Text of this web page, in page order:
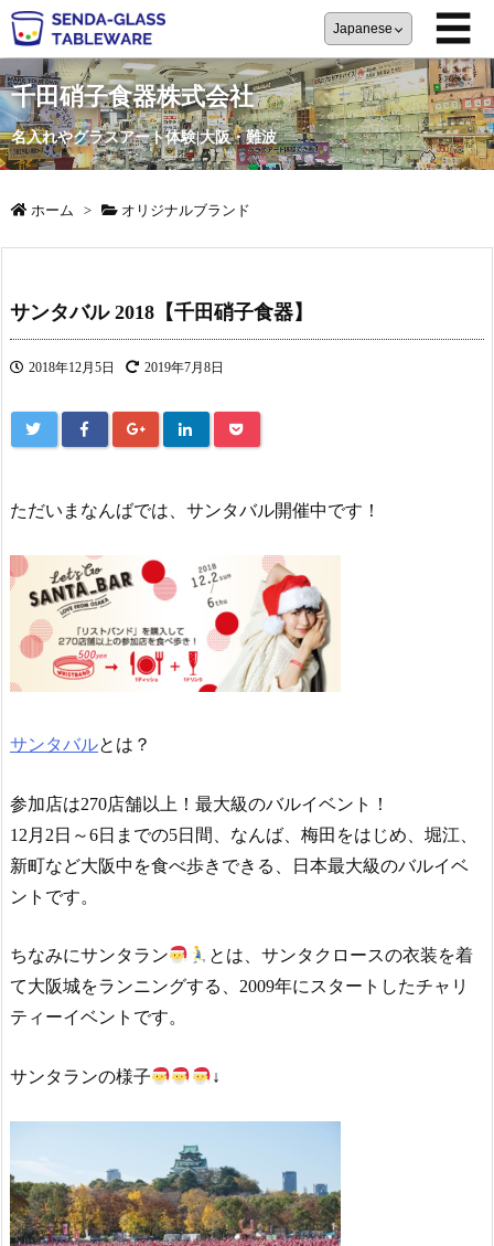
☰
千田硝子食器株式会社
名入れやグラスアート体験|大阪・難波
ホーム > オリジナルブランド
サンタバル 2018【千田硝子食器】
2018年12月5日 2019年7月8日
ただいまなんばでは、サンタバル開催中です！
サンタバルとは？
参加店は270店舗以上！最大級のバルイベント！
12月2日～6日までの5日間、なんば、梅田をはじめ、堀江、
新町など大阪中を食べ歩きできる、日本最大級のバルイベ
ントです。
ちなみにサンタラン
とは、サンタクロースの衣装を着
て大阪城をランニングする、2009年にスタートしたチャリ
ティーイベントです。
サンタランの様子 ↓